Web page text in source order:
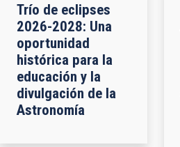
Trío de eclipses
2026-2028: Una
oportunidad
histórica para la
educación y la
divulgación de la
Astronomía